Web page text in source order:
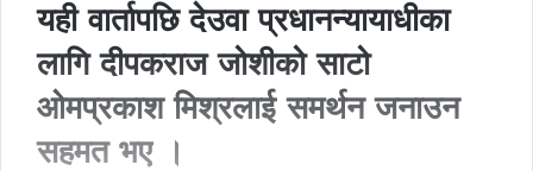
यही वार्तापछि देउवा प्रधानन्यायाधीका
लागि दीपकराज जोशीको साटो
ओमप्रकाश मिश्रलाई समर्थन जनाउन
सहमत भए ।